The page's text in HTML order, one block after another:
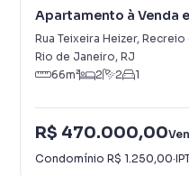
Apartamento à Venda
Bandeirantes
Rua Teixeira Heizer, Recreio
Rio de Janeiro, RJ
66m² 2 2 1
R$ 470.000,00
Condomínio R$ 1.250,00·